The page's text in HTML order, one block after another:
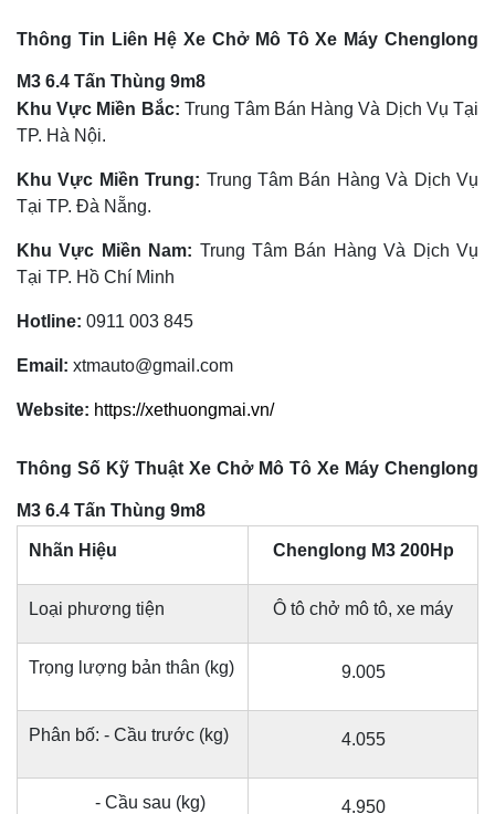
Thông Tin Liên Hệ Xe Chở Mô Tô Xe Máy Chenglong
M3 6.4 Tấn Thùng 9m8
Khu Vực Miền Bắc: Trung Tâm Bán Hàng Và Dịch Vụ Tại
TP. Hà Nội.
Khu Vực Miền Trung: Trung Tâm Bán Hàng Và Dịch Vụ
Tại TP. Đà Nẵng.
Khu Vực Miền Nam: Trung Tâm Bán Hàng Và Dịch Vụ
Tại TP. Hồ Chí Minh
Hotline: 0911 003 845
Email: xtmauto@gmail.com
Website: https://xethuongmai.vn/
Thông Số Kỹ Thuật Xe Chở Mô Tô Xe Máy Chenglong
M3 6.4 Tấn Thùng 9m8
Nhãn Hiệu Chenglong M3 200Hp
Loại phương tiện Ô tô chở mô tô, xe máy
Trọng lượng bản thân (kg) 9.005
Phân bố: - Cầu trước (kg) 4.055
- Cầu sau (kg) 4.950